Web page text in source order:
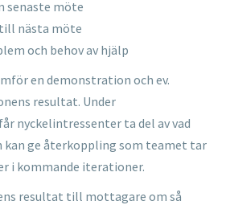
senaste möte
nästa möte
och behov av hjälp
en demonstration och ev.
resultat. Under
nyckelintressenter ta del av vad
ge återkoppling som teamet tar
i kommande iterationer.
resultat till mottagare om så